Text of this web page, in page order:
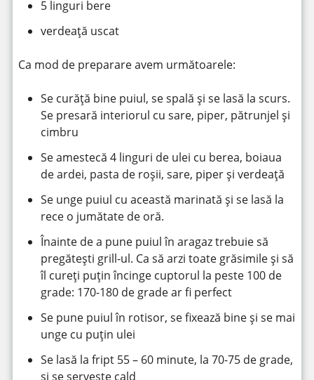
5 linguri bere
verdeaţă uscat
Ca mod de preparare avem următoarele:
Se curăţă bine puiul, se spală şi se lasă la scurs.
Se presară interiorul cu sare, piper, pătrunjel şi
cimbru
Se amestecă 4 linguri de ulei cu berea, boiaua
de ardei, pasta de roșii, sare, piper şi verdeață
Se unge puiul cu această marinată şi se lasă la
rece o jumătate de oră.
Înainte de a pune puiul în aragaz trebuie să
pregătești grill-ul. Ca să arzi toate grăsimile și să
îl cureți puțin încinge cuptorul la peste 100 de
grade: 170-180 de grade ar fi perfect
Se pune puiul în rotisor, se fixează bine şi se mai
unge cu puţin ulei
Se lasă la fript 55 – 60 minute, la 70-75 de grade,
şi se serveşte cald